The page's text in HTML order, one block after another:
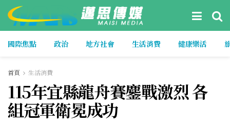
國際焦點 政治 地方社會 生活消費 健康樂活
首頁 生活消費
115年宜縣龍舟賽鏖戰激烈 各
組冠軍衛冕成功